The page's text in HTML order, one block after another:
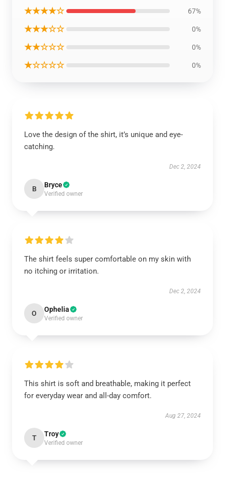
★★★★☆ 67%
★★★☆☆ 0%
★★☆☆☆ 0%
★☆☆☆☆ 0%
Love the design of the shirt, it’s unique and eye-
catching.
Dec 2, 2024
B Bryce
Verified owner
The shirt feels super comfortable on my skin with
no itching or irritation.
Dec 2, 2024
O Ophelia
Verified owner
This shirt is soft and breathable, making it perfect
for everyday wear and all-day comfort.
Aug 27, 2024
T Troy
Verified owner